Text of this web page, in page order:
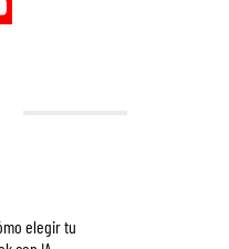
elegir tu